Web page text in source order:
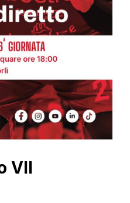
VII